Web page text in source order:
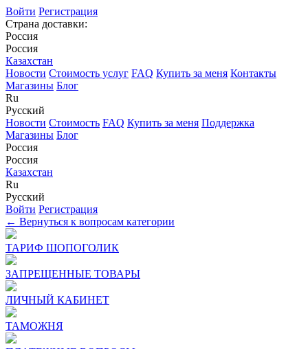
Войти Регистрация
Страна доставки:
Россия
Россия
Казахстан
Новости Стоимость услуг FAQ Купить за меня Контакты
Магазины Блог
Ru
Русский
Новости Стоимость FAQ Купить за меня Поддержка
Магазины Блог
Россия
Россия
Казахстан
Ru
Русский
Войти Регистрация
← Вернуться к вопросам категории
ТАРИФ ШОПОГОЛИК
ЗАПРЕЩЕННЫЕ ТОВАРЫ
ЛИЧНЫЙ КАБИНЕТ
ТАМОЖНЯ